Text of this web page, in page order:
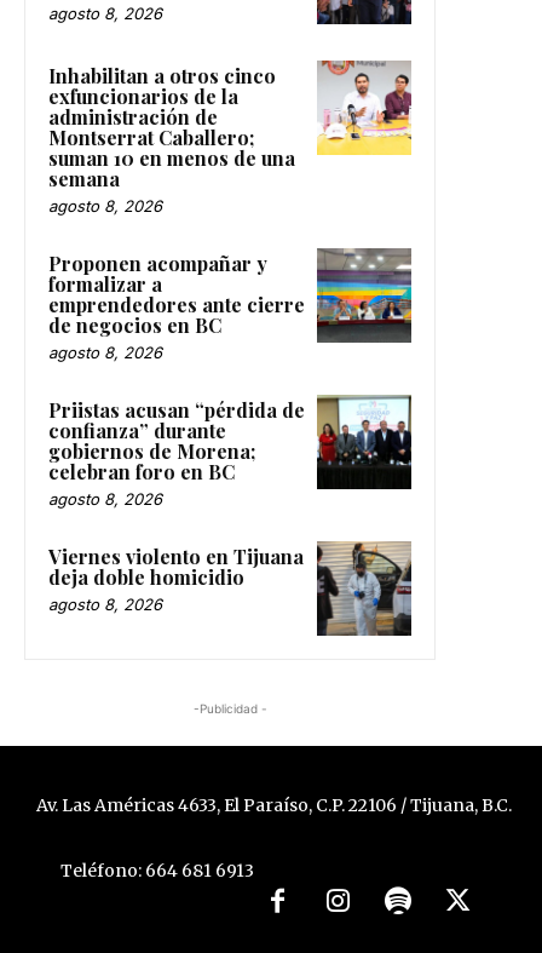
agosto 8, 2026
Inhabilitan a otros cinco
exfuncionarios de la
administración de
Montserrat Caballero;
suman 10 en menos de una
semana
agosto 8, 2026
Proponen acompañar y
formalizar a
emprendedores ante cierre
de negocios en BC
agosto 8, 2026
Priistas acusan “pérdida de
confianza” durante
gobiernos de Morena;
celebran foro en BC
agosto 8, 2026
Viernes violento en Tijuana
deja doble homicidio
agosto 8, 2026
-Publicidad -
Av. Las Américas 4633, El Paraíso, C.P. 22106 / Tijuana, B.C.
Teléfono: 664 681 6913